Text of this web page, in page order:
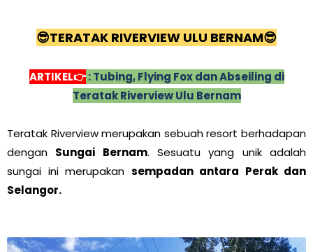
😎TERATAK RIVERVIEW ULU BERNAM😎
ARTIKEL👉: Tubing, Flying Fox dan Abseiling di
Teratak Riverview Ulu Bernam
Teratak Riverview merupakan sebuah resort berhadapan
dengan Sungai Bernam. Sesuatu yang unik adalah
sungai ini merupakan sempadan antara Perak dan
Selangor.